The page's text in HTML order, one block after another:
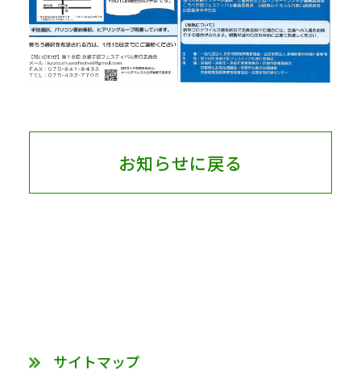
お知らせに戻る
サイトマップ